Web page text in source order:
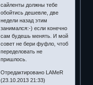
сайленты должны тебе
обойтись дешевле, две
недели назад этим
занимался:-) если конечно
сам будешь менять. И мой
совет не бери фуфло, чтоб
переделовать не
пришлось.
Отредактировано LAMeR
(23.10.2013 21:33)